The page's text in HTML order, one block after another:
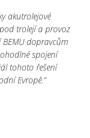
akutrolejové
trolejí a provoz
dopravcům
spojení
tohoto řešení
Evropě.“